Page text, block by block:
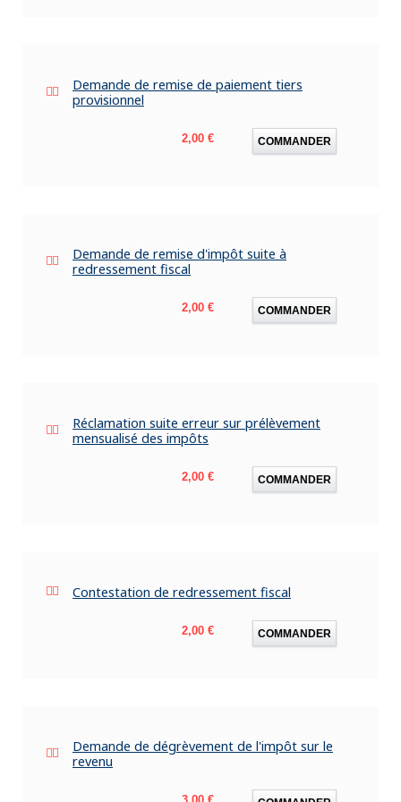
Demande de remise de paiement tiers
provisionnel
Prix
2,00 € COMMANDER
Demande de remise d'impôt suite à
redressement fiscal
Prix
2,00 € COMMANDER
Réclamation suite erreur sur prélèvement
mensualisé des impôts
Prix
2,00 € COMMANDER
Contestation de redressement fiscal
Prix
2,00 € COMMANDER
Demande de dégrèvement de l'impôt sur le
revenu
Prix